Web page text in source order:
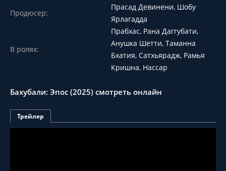
Продюсер:
Прасад Девинени, Шобу
Ярлагадда
В ролях:
Прабхас, Рана Даггубати,
Анушка Шетти, Таманна
Бхатия, Сатхьярадж, Рамья
Кришна, Нассар
Бахубали: Эпос (2025) смотреть онлайн
Трейлер